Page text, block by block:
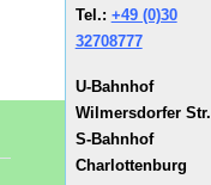
Tel.: +49 (0)30
32708777
U-Bahnhof
Wilmersdorfer Str.
S-Bahnhof
Charlottenburg